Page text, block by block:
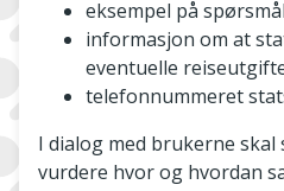
eksempel på spørsmål
informasjon om at
eventuelle
telefonnummeret
I dialog med brukerne
vurdere hvor og hvordan